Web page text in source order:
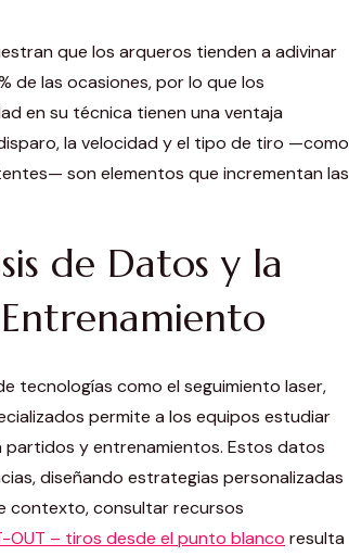
que los arqueros tienden a adivinar
de las ocasiones, por lo que los
en su técnica tienen una ventaja
la velocidad y el tipo de tiro —como
son elementos que incrementan las
de Datos y la
tecnologías como el seguimiento laser,
permite a los equipos estudiar
partidos y entrenamientos. Estos datos
diseñando estrategias personalizadas
contexto, consultar recursos
OUT – tiros desde el punto blanco resulta